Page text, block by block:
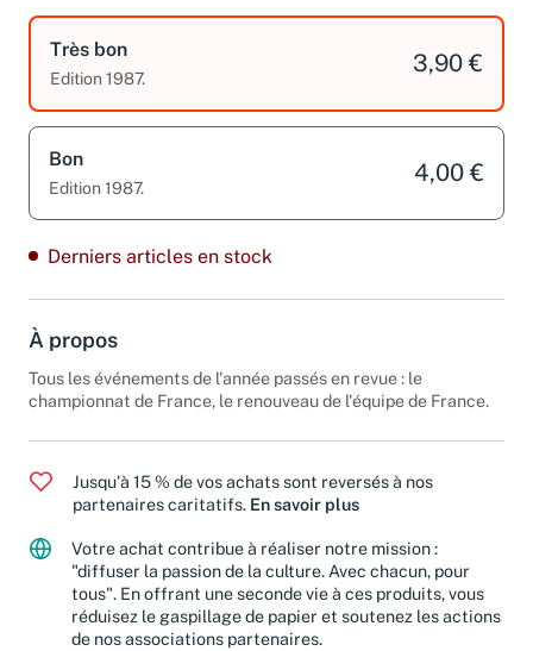
Très bon
Edition 1987.
3,90 €
Bon
Edition 1987.
4,00 €
Derniers articles en stock
À propos
Tous les événements de l'année passés en revue : le
championnat de France, le renouveau de l'équipe de France.
Jusqu'à 15 % de vos achats sont reversés à nos
partenaires caritatifs. En savoir plus
Votre achat contribue à réaliser notre mission :
"diffuser la passion de la culture. Avec chacun, pour
tous". En offrant une seconde vie à ces produits, vous
réduisez le gaspillage de papier et soutenez les actions
de nos associations partenaires.